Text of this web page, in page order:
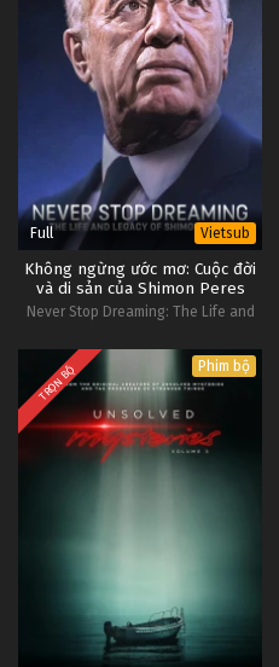
Full Vietsub
Không ngừng ước mơ: Cuộc đời
và di sản của Shimon Peres
Never Stop Dreaming: The Life and
TRỌN BỘ Phim bộ